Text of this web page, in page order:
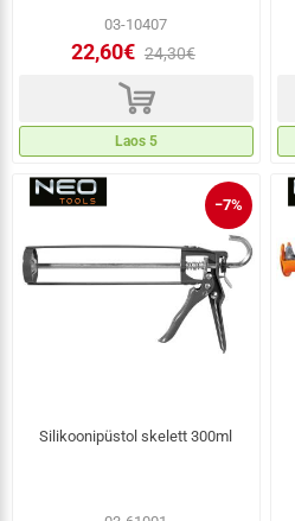
03-10407
22,60€ 24,30€
d
Laos 5
−7%
Silikoonipüstol skelett 300ml